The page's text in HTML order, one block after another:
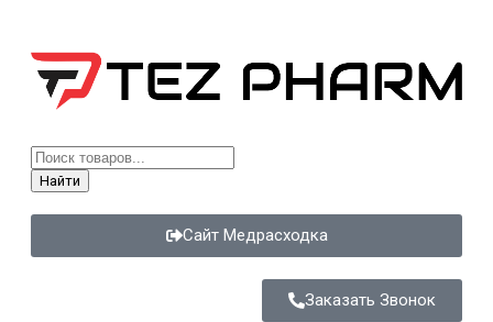
Найти
Сайт Медрасходка
Заказать Звонок